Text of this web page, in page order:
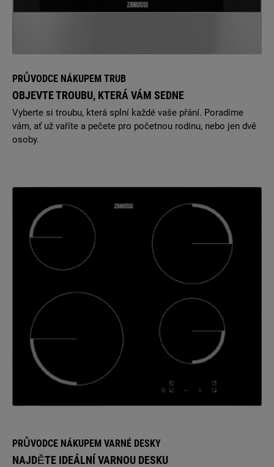
PRŮVODCE NÁKUPEM TRUB
OBJEVTE TROUBU, KTERÁ VÁM SEDNE
Vyberte si troubu, která splní každé vaše přání. Poradíme
vám, ať už vaříte a pečete pro početnou rodinu, nebo jen dvě
osoby.
PRŮVODCE NÁKUPEM VARNÉ DESKY
NAJDĚTE IDEÁLNÍ VARNOU DESKU